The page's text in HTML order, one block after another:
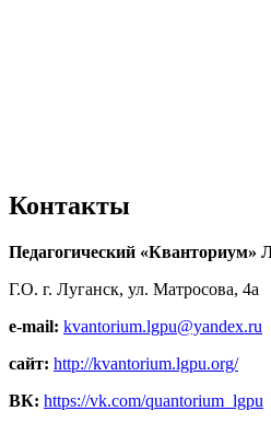
Контакты
Педагогический
Г.О. г. Луганск, ул. Матросова, 4а
e-mail: kvantorium.lgpu@yandex.ru
сайт: http://kvantorium.lgpu.org/
ВК: https://vk.com/quantorium_lgpu